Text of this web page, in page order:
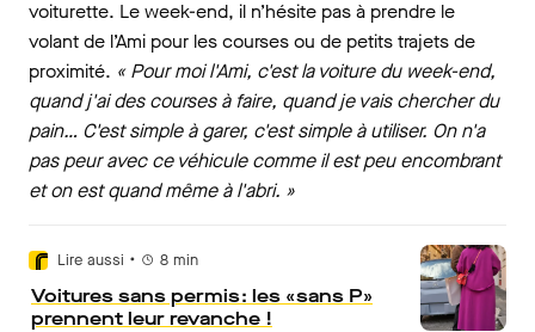
voiturette. Le week-end, il n’hésite pas à prendre le
volant de l’Ami pour les courses ou de petits trajets de
proximité. « Pour moi l'Ami, c'est la voiture du week-end,
quand j'ai des courses à faire, quand je vais chercher du
pain… C'est simple à garer, c'est simple à utiliser. On n'a
pas peur avec ce véhicule comme il est peu encombrant
et on est quand même à l'abri. »
Lire aussi • 8 min
Voitures sans permis : les « sans P »
prennent leur revanche !